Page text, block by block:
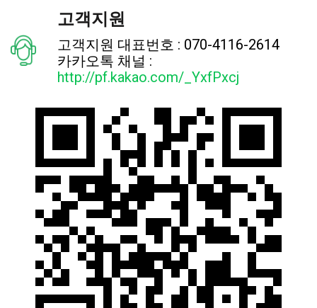
고객지원
고객지원 대표번호 : 070-4116-2614
카카오톡 채널 :
http://pf.kakao.com/_YxfPxcj